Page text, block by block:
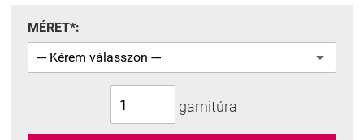
MÉRET*:
garnitúra